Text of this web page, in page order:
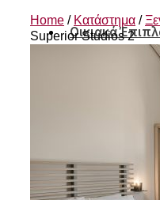
Οικιακά
Home / Κατάστημα /
Superior Studios 2